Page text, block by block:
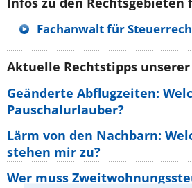
Fachanwalt für
Aktuelle Rechtstipps
Geänderte Abflugzeiten:
Pauschalurlauber?
Lärm von den Nachbarn:
stehen mir zu?
Wer muss